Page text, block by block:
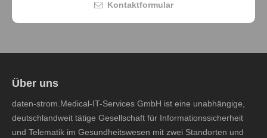
Kontaktformular
Über uns
daten-strom.Medical-IT-Services GmbH ist eine unabhängige,
deutschlandweit tätige Gesellschaft für Informationssicherheit
und Telematik im Gesundheitswesen mit zwei Standorten und